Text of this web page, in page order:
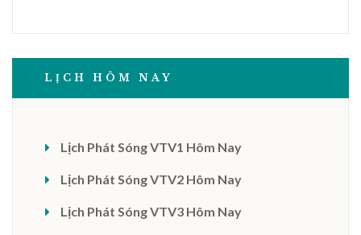
LỊCH HÔM NAY
Lịch Phát Sóng VTV1 Hôm Nay
Lịch Phát Sóng VTV2 Hôm Nay
Lịch Phát Sóng VTV3 Hôm Nay